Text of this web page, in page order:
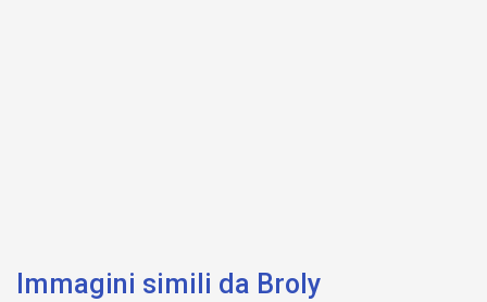
Immagini simili da Broly